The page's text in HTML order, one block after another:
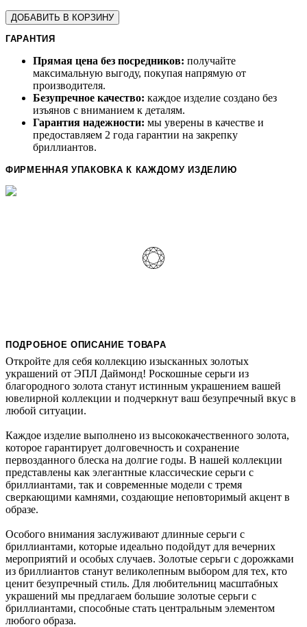
ДОБАВИТЬ В КОРЗИНУ
ГАРАНТИЯ
Прямая цена без посредников: получайте
максимальную выгоду, покупая напрямую от
производителя.
Безупречное качество: каждое изделие создано без
изъянов с вниманием к деталям.
Гарантия надежности: мы уверены в качестве и
предоставляем 2 года гарантии на закрепку
бриллиантов.
ФИРМЕННАЯ УПАКОВКА К КАЖДОМУ ИЗДЕЛИЮ
ПОДРОБНОЕ ОПИСАНИЕ ТОВАРА
Откройте для себя коллекцию изысканных золотых
украшений от ЭПЛ Даймонд! Роскошные серьги из
благородного золота станут истинным украшением вашей
ювелирной коллекции и подчеркнут ваш безупречный вкус в
любой ситуации.
Каждое изделие выполнено из высококачественного золота,
которое гарантирует долговечность и сохранение
первозданного блеска на долгие годы. В нашей коллекции
представлены как элегантные классические серьги с
бриллиантами, так и современные модели с тремя
сверкающими камнями, создающие неповторимый акцент в
образе.
Особого внимания заслуживают длинные серьги с
бриллиантами, которые идеально подойдут для вечерних
мероприятий и особых случаев. Золотые серьги с дорожками
из бриллиантов станут великолепным выбором для тех, кто
ценит безупречный стиль. Для любительниц масштабных
украшений мы предлагаем большие золотые серьги с
бриллиантами, способные стать центральным элементом
любого образа.